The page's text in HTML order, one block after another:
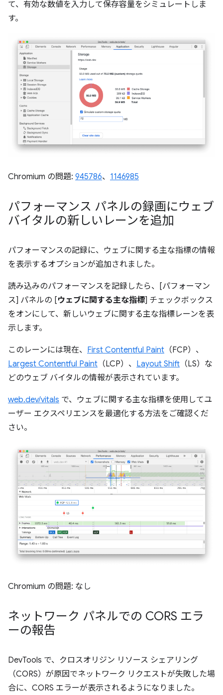
て、有効な数値を入力して保存容量をシミュレートしま
す。
Chromium の問題: 945786、 1146985
パフォーマンス パネルの録画にウェブ
バイタルの新しいレーンを追加
パフォーマンスの記録に、ウェブに関する主な指標の情報
を表示するオプションが追加されました。
読み込みのパフォーマンスを記録したら、[パフォーマン
ス] パネルの [ウェブに関する主な指標] チェックボックス
をオンにして、新しいウェブに関する主な指標レーンを表
示します。
このレーンには現在、 First Contentful Paint （FCP）、
Largest Contentful Paint （LCP）、 Layout Shift （LS）な
どのウェブ バイタルの情報が表示されています。
web.dev/vitals で、ウェブに関する主な指標を使用してユ
ーザー エクスペリエンスを最適化する方法をご確認くだ
さい。
Chromium の問題: なし
ネットワーク パネルでの CORS エラ
ーの報告
DevTools で、クロスオリジン リソース シェアリング
（CORS）が原因でネットワーク リクエストが失敗した場
合に、CORS エラーが表示されるようになりました。